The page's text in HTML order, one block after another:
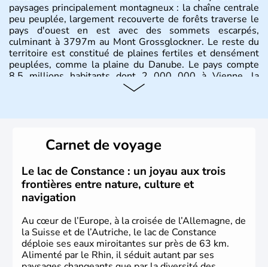
paysages principalement montagneux : la chaîne centrale
peu peuplée, largement recouverte de forêts traverse le
pays d'ouest en est avec des sommets escarpés,
culminant à 3797m au Mont Grossglockner. Le reste du
territoire est constitué de plaines fertiles et densément
peuplées, comme la plaine du Danube. Le pays compte
8.5 millions habitants dont 2 000 000 à Vienne, la
compte aujourd'hui plus de 8 millions d'habitants.
L'Autriche a donné naissance à de nombreux artistes :
Mozart, Schubert, le psychanalyste Freud, Romy
Schneider, Arnold Schwarzenegger, Anton Bruckner,
Gustav Mahler font partie des Autrichiens les plus
marquants de ces dernières décennies.
Carnet de voyage
Le lac de Constance : un joyau aux trois
frontières entre nature, culture et
navigation
Au cœur de l’Europe, à la croisée de l’Allemagne, de
la Suisse et de l’Autriche, le lac de Constance
déploie ses eaux miroitantes sur près de 63 km.
Alimenté par le Rhin, il séduit autant par ses